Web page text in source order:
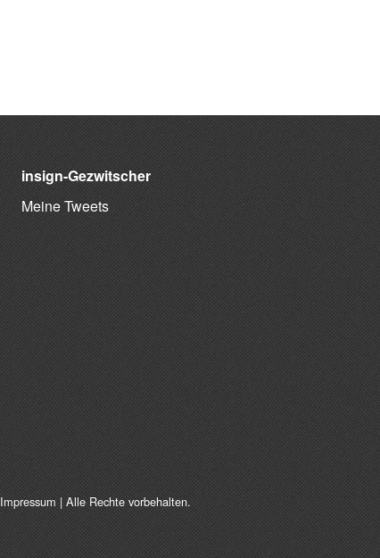
insign-Gezwitscher
Meine Tweets
Impressum | Alle Rechte vorbehalten.